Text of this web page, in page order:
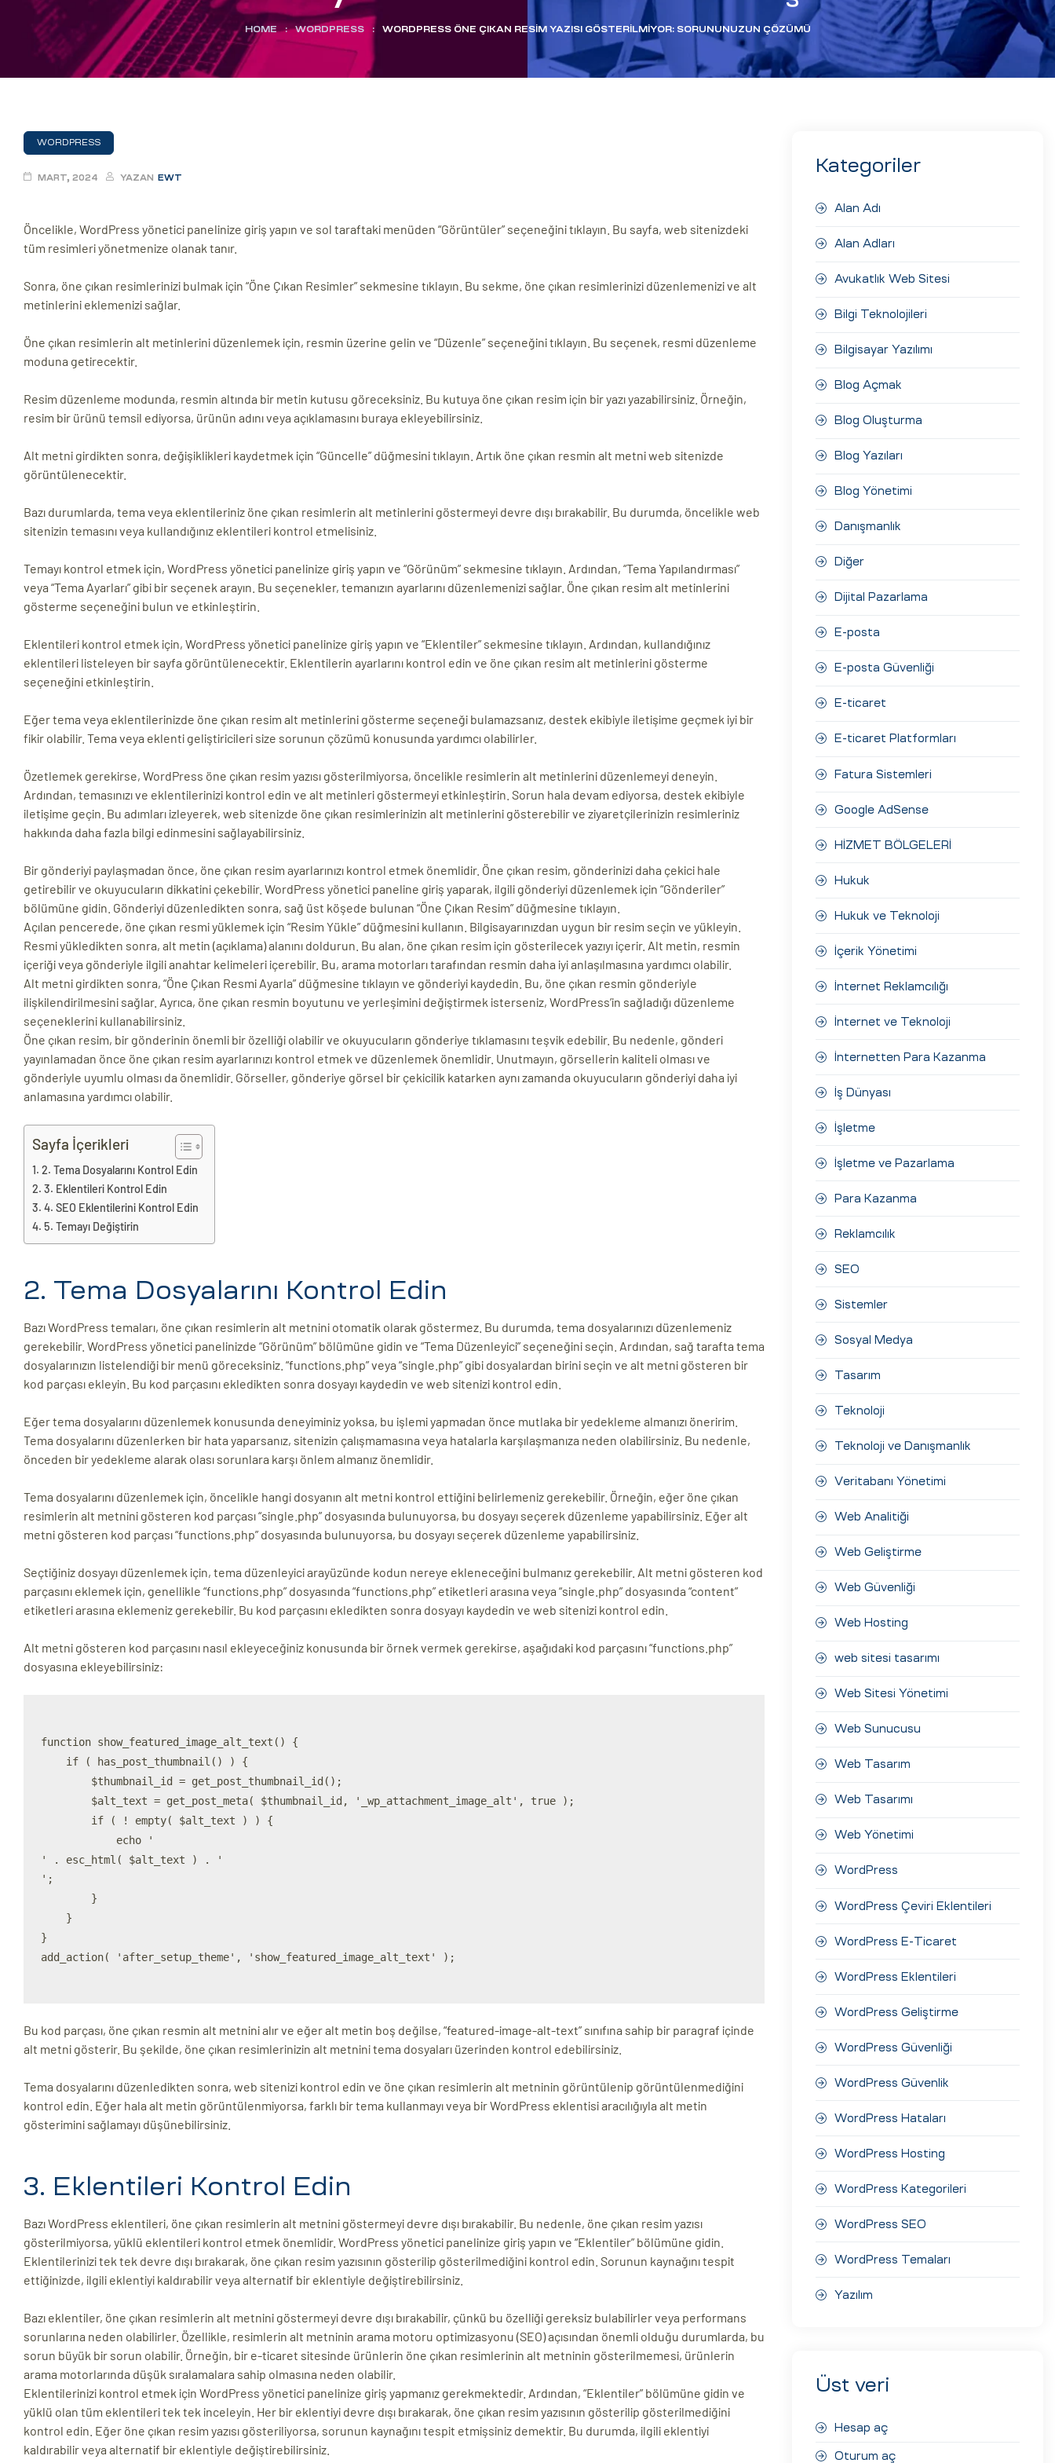
HOME : WORDPRESS : WORDPRESS ÖNE ÇIKAN RESIM YAZISI GÖSTERILMIYOR: SORUNUNUZUN ÇÖZÜMÜ
WORDPRESS
MART, 2024 YAZAN EWT
Öncelikle, WordPress yönetici panelinize giriş yapın ve sol taraftaki menüden “Görüntüler” seçeneğini tıklayın. Bu sayfa, web sitenizdeki
tüm resimleri yönetmenize olanak tanır.
Sonra, öne çıkan resimlerinizi bulmak için “Öne Çıkan Resimler” sekmesine tıklayın. Bu sekme, öne çıkan resimlerinizi düzenlemenizi ve alt
metinlerini eklemenizi sağlar.
Öne çıkan resimlerin alt metinlerini düzenlemek için, resmin üzerine gelin ve “Düzenle” seçeneğini tıklayın. Bu seçenek, resmi düzenleme
moduna getirecektir.
Resim düzenleme modunda, resmin altında bir metin kutusu göreceksiniz. Bu kutuya öne çıkan resim için bir yazı yazabilirsiniz. Örneğin,
resim bir ürünü temsil ediyorsa, ürünün adını veya açıklamasını buraya ekleyebilirsiniz.
Alt metni girdikten sonra, değişiklikleri kaydetmek için “Güncelle” düğmesini tıklayın. Artık öne çıkan resmin alt metni web sitenizde
görüntülenecektir.
Bazı durumlarda, tema veya eklentileriniz öne çıkan resimlerin alt metinlerini göstermeyi devre dışı bırakabilir. Bu durumda, öncelikle web
sitenizin temasını veya kullandığınız eklentileri kontrol etmelisiniz.
Temayı kontrol etmek için, WordPress yönetici panelinize giriş yapın ve “Görünüm” sekmesine tıklayın. Ardından, “Tema Yapılandırması”
veya “Tema Ayarları” gibi bir seçenek arayın. Bu seçenekler, temanızın ayarlarını düzenlemenizi sağlar. Öne çıkan resim alt metinlerini
gösterme seçeneğini bulun ve etkinleştirin.
Eklentileri kontrol etmek için, WordPress yönetici panelinize giriş yapın ve “Eklentiler” sekmesine tıklayın. Ardından, kullandığınız
eklentileri listeleyen bir sayfa görüntülenecektir. Eklentilerin ayarlarını kontrol edin ve öne çıkan resim alt metinlerini gösterme
seçeneğini etkinleştirin.
Eğer tema veya eklentilerinizde öne çıkan resim alt metinlerini gösterme seçeneği bulamazsanız, destek ekibiyle iletişime geçmek iyi bir
fikir olabilir. Tema veya eklenti geliştiricileri size sorunun çözümü konusunda yardımcı olabilirler.
Özetlemek gerekirse, WordPress öne çıkan resim yazısı gösterilmiyorsa, öncelikle resimlerin alt metinlerini düzenlemeyi deneyin.
Ardından, temasınızı ve eklentilerinizi kontrol edin ve alt metinleri göstermeyi etkinleştirin. Sorun hala devam ediyorsa, destek ekibiyle
iletişime geçin. Bu adımları izleyerek, web sitenizde öne çıkan resimlerinizin alt metinlerini gösterebilir ve ziyaretçilerinizin resimleriniz
hakkında daha fazla bilgi edinmesini sağlayabilirsiniz.
Bir gönderiyi paylaşmadan önce, öne çıkan resim ayarlarınızı kontrol etmek önemlidir. Öne çıkan resim, gönderinizi daha çekici hale
getirebilir ve okuyucuların dikkatini çekebilir. WordPress yönetici paneline giriş yaparak, ilgili gönderiyi düzenlemek için “Gönderiler”
bölümüne gidin. Gönderiyi düzenledikten sonra, sağ üst köşede bulunan “Öne Çıkan Resim” düğmesine tıklayın.
Açılan pencerede, öne çıkan resmi yüklemek için “Resim Yükle” düğmesini kullanın. Bilgisayarınızdan uygun bir resim seçin ve yükleyin.
Resmi yükledikten sonra, alt metin (açıklama) alanını doldurun. Bu alan, öne çıkan resim için gösterilecek yazıyı içerir. Alt metin, resmin
içeriği veya gönderiyle ilgili anahtar kelimeleri içerebilir. Bu, arama motorları tarafından resmin daha iyi anlaşılmasına yardımcı olabilir.
Alt metni girdikten sonra, “Öne Çıkan Resmi Ayarla” düğmesine tıklayın ve gönderiyi kaydedin. Bu, öne çıkan resmin gönderiyle
ilişkilendirilmesini sağlar. Ayrıca, öne çıkan resmin boyutunu ve yerleşimini değiştirmek isterseniz, WordPress’in sağladığı düzenleme
seçeneklerini kullanabilirsiniz.
Öne çıkan resim, bir gönderinin önemli bir özelliği olabilir ve okuyucuların gönderiye tıklamasını teşvik edebilir. Bu nedenle, gönderi
yayınlamadan önce öne çıkan resim ayarlarınızı kontrol etmek ve düzenlemek önemlidir. Unutmayın, görsellerin kaliteli olması ve
gönderiyle uyumlu olması da önemlidir. Görseller, gönderiye görsel bir çekicilik katarken aynı zamanda okuyucuların gönderiyi daha iyi
anlamasına yardımcı olabilir.
Sayfa İçerikleri
2. Tema Dosyalarını Kontrol Edin
3. Eklentileri Kontrol Edin
4. SEO Eklentilerini Kontrol Edin
5. Temayı Değiştirin
2. Tema Dosyalarını Kontrol Edin
Bazı WordPress temaları, öne çıkan resimlerin alt metnini otomatik olarak göstermez. Bu durumda, tema dosyalarınızı düzenlemeniz
gerekebilir. WordPress yönetici panelinizde “Görünüm” bölümüne gidin ve “Tema Düzenleyici” seçeneğini seçin. Ardından, sağ tarafta tema
dosyalarınızın listelendiği bir menü göreceksiniz. “functions.php” veya “single.php” gibi dosyalardan birini seçin ve alt metni gösteren bir
kod parçası ekleyin. Bu kod parçasını ekledikten sonra dosyayı kaydedin ve web sitenizi kontrol edin.
Eğer tema dosyalarını düzenlemek konusunda deneyiminiz yoksa, bu işlemi yapmadan önce mutlaka bir yedekleme almanızı öneririm.
Tema dosyalarını düzenlerken bir hata yaparsanız, sitenizin çalışmamasına veya hatalarla karşılaşmanıza neden olabilirsiniz. Bu nedenle,
önceden bir yedekleme alarak olası sorunlara karşı önlem almanız önemlidir.
Tema dosyalarını düzenlemek için, öncelikle hangi dosyanın alt metni kontrol ettiğini belirlemeniz gerekebilir. Örneğin, eğer öne çıkan
resimlerin alt metnini gösteren kod parçası “single.php” dosyasında bulunuyorsa, bu dosyayı seçerek düzenleme yapabilirsiniz. Eğer alt
metni gösteren kod parçası “functions.php” dosyasında bulunuyorsa, bu dosyayı seçerek düzenleme yapabilirsiniz.
Seçtiğiniz dosyayı düzenlemek için, tema düzenleyici arayüzünde kodun nereye ekleneceğini bulmanız gerekebilir. Alt metni gösteren kod
parçasını eklemek için, genellikle “functions.php” dosyasında “functions.php” etiketleri arasına veya “single.php” dosyasında “content”
etiketleri arasına eklemeniz gerekebilir. Bu kod parçasını ekledikten sonra dosyayı kaydedin ve web sitenizi kontrol edin.
Alt metni gösteren kod parçasını nasıl ekleyeceğiniz konusunda bir örnek vermek gerekirse, aşağıdaki kod parçasını “functions.php”
dosyasına ekleyebilirsiniz:
function show_featured_image_alt_text() {
    if ( has_post_thumbnail() ) {
        $thumbnail_id = get_post_thumbnail_id();
        $alt_text = get_post_meta( $thumbnail_id, '_wp_attachment_image_alt', true );
        if ( ! empty( $alt_text ) ) {
            echo '
' . esc_html( $alt_text ) . '
';
        }
    }
}
Bu kod parçası, öne çıkan resmin alt metnini alır ve eğer alt metin boş değilse, “featured-image-alt-text” sınıfına sahip bir paragraf içinde
alt metni gösterir. Bu şekilde, öne çıkan resimlerinizin alt metnini tema dosyaları üzerinden kontrol edebilirsiniz.
Tema dosyalarını düzenledikten sonra, web sitenizi kontrol edin ve öne çıkan resimlerin alt metninin görüntülenip görüntülenmediğini
kontrol edin. Eğer hala alt metin görüntülenmiyorsa, farklı bir tema kullanmayı veya bir WordPress eklentisi aracılığıyla alt metin
gösterimini sağlamayı düşünebilirsiniz.
3. Eklentileri Kontrol Edin
Bazı WordPress eklentileri, öne çıkan resimlerin alt metnini göstermeyi devre dışı bırakabilir. Bu nedenle, öne çıkan resim yazısı
gösterilmiyorsa, yüklü eklentileri kontrol etmek önemlidir. WordPress yönetici panelinize giriş yapın ve “Eklentiler” bölümüne gidin.
Eklentilerinizi tek tek devre dışı bırakarak, öne çıkan resim yazısının gösterilip gösterilmediğini kontrol edin. Sorunun kaynağını tespit
ettiğinizde, ilgili eklentiyi kaldırabilir veya alternatif bir eklentiyle değiştirebilirsiniz.
Bazı eklentiler, öne çıkan resimlerin alt metnini göstermeyi devre dışı bırakabilir, çünkü bu özelliği gereksiz bulabilirler veya performans
sorunlarına neden olabilirler. Özellikle, resimlerin alt metninin arama motoru optimizasyonu (SEO) açısından önemli olduğu durumlarda, bu
sorun büyük bir sorun olabilir. Örneğin, bir e-ticaret sitesinde ürünlerin öne çıkan resimlerinin alt metninin gösterilmemesi, ürünlerin
arama motorlarında düşük sıralamalara sahip olmasına neden olabilir.
Eklentilerinizi kontrol etmek için WordPress yönetici panelinize giriş yapmanız gerekmektedir. Ardından, “Eklentiler” bölümüne gidin ve
yüklü olan tüm eklentileri tek tek inceleyin. Her bir eklentiyi devre dışı bırakarak, öne çıkan resim yazısının gösterilip gösterilmediğini
kontrol edin. Eğer öne çıkan resim yazısı gösteriliyorsa, sorunun kaynağını tespit etmişsiniz demektir. Bu durumda, ilgili eklentiyi
kaldırabilir veya alternatif bir eklentiyle değiştirebilirsiniz.
Kategoriler
Alan Adı
Alan Adları
Avukatlık Web Sitesi
Bilgi Teknolojileri
Bilgisayar Yazılımı
Blog Açmak
Blog Oluşturma
Blog Yazıları
Blog Yönetimi
Danışmanlık
Diğer
Dijital Pazarlama
E-posta
E-posta Güvenliği
E-ticaret
E-ticaret Platformları
Fatura Sistemleri
Google AdSense
HİZMET BÖLGELERİ
Hukuk
Hukuk ve Teknoloji
İçerik Yönetimi
İnternet Reklamcılığı
İnternet ve Teknoloji
İnternetten Para Kazanma
İş Dünyası
İşletme
İşletme ve Pazarlama
Para Kazanma
Reklamcılık
SEO
Sistemler
Sosyal Medya
Tasarım
Teknoloji
Teknoloji ve Danışmanlık
Veritabanı Yönetimi
Web Analitiği
Web Geliştirme
Web Güvenliği
Web Hosting
web sitesi tasarımı
Web Sitesi Yönetimi
Web Sunucusu
Web Tasarım
Web Tasarımı
Web Yönetimi
WordPress
WordPress Çeviri Eklentileri
WordPress E-Ticaret
WordPress Eklentileri
WordPress Geliştirme
WordPress Güvenliği
WordPress Güvenlik
WordPress Hataları
WordPress Hosting
WordPress Kategorileri
WordPress SEO
WordPress Temaları
Yazılım
Üst veri
Hesap aç
Oturum aç